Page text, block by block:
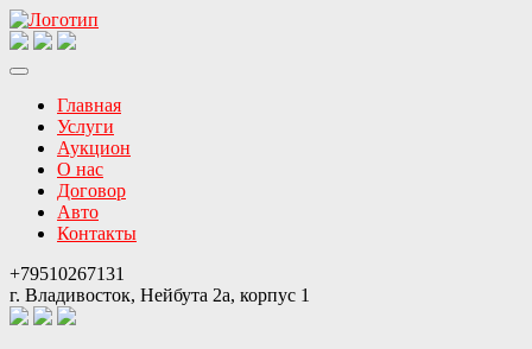
Главная
Услуги
Аукцион
О нас
Договор
Авто
Контакты
+79510267131
г. Владивосток, Нейбута 2а, корпус 1